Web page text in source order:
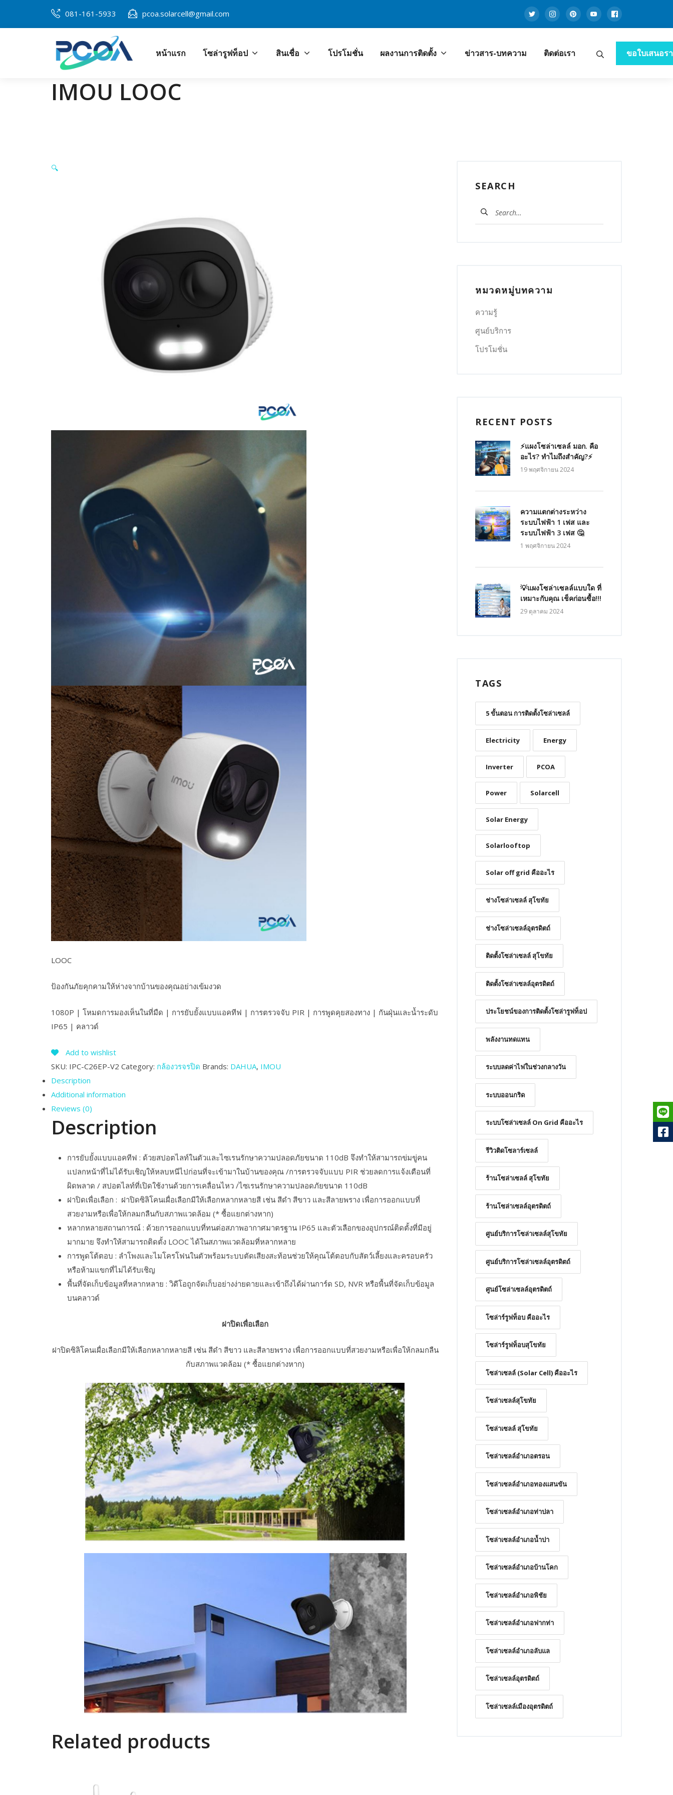
081-161-5933 pcoa.solarcell@gmail.com TwitterInstagramPinterestYoutubeFacebook
โซล่าเซลล์พิษณุโลก PCOA ศูนย์บริการงานโซล่าเซลล์ ครบวงจร
หน้าแรก โซล่ารูฟท็อป สินเชื่อ โปรโมชั่น ผลงานการติดตั้ง ข่าวสาร-บทความ ติดต่อเรา Searchขอใบเสนอร
IMOU LOOC
🔍
LOOC
ป้องกันภัยคุกคามให้ห่างจากบ้านของคุณอย่างเข้มงวด
1080P | โหมดการมองเห็นในที่มืด | การยับยั้งแบบแอคทีฟ | การตรวจจับ PIR | การพูดคุยสองทาง | กันฝุ่นและน้ำระดับ
IP65 | คลาวด์
Add to wishlist
SKU: IPC-C26EP-V2 Category: กล้องวรจรปิด Brands: DAHUA, IMOU
Description
Additional information
Reviews (0)
Description
การยับยั้งแบบแอคทีฟ : ด้วยสปอตไลท์ในตัวและไซเรนรักษาความปลอดภัยขนาด 110dB จึงทำให้สามารถข่มขู่คน
แปลกหน้าที่ไม่ได้รับเชิญให้หลบหนีไปก่อนที่จะเข้ามาในบ้านของคุณ /การตรวจจับแบบ PIR ช่วยลดการแจ้งเตือนที่
ผิดพลาด / สปอตไลท์ที่เปิดใช้งานด้วยการเคลื่อนไหว /ไซเรนรักษาความปลอดภัยขนาด 110dB
ฝาปิดเพื่อเลือก : ฝาปิดซิลิโคนเผื่อเลือกมีให้เลือกหลากหลายสี เช่น สีดำ สีขาว และสีลายพราง เพื่อการออกแบบที่
สวยงามหรือเพื่อให้กลมกลืนกับสภาพแวดล้อม (* ซื้อแยกต่างหาก)
หลากหลายสถานการณ์ : ด้วยการออกแบบที่ทนต่อสภาพอากาศมาตรฐาน IP65 และตัวเลือกของอุปกรณ์ติดตั้งที่มีอยู่
มากมาย จึงทำให้สามารถติดตั้ง LOOC ได้ในสภาพแวดล้อมที่หลากหลาย
การพูดโต้ตอบ : ลำโพงและไมโครโฟนในตัวพร้อมระบบตัดเสียงสะท้อนช่วยให้คุณโต้ตอบกับสัตว์เลี้ยงและครอบครัว
หรือห้ามแขกที่ไม่ได้รับเชิญ
พื้นที่จัดเก็บข้อมูลที่หลากหลาย : วิดีโอถูกจัดเก็บอย่างง่ายดายและเข้าถึงได้ผ่านการ์ด SD, NVR หรือพื้นที่จัดเก็บข้อมูล
บนคลาวด์
ฝาปิดเพื่อเลือก
ฝาปิดซิลิโคนเผื่อเลือกมีให้เลือกหลากหลายสี เช่น สีดำ สีขาว และสีลายพราง เพื่อการออกแบบที่สวยงามหรือเพื่อให้กลมกลืน
กับสภาพแวดล้อม (* ซื้อแยกต่างหาก)
Related products
SEARCH
ค้นหา
สำหรับ:
หมวดหมู่บทความ
ความรู้
ศูนย์บริการ
โปรโมชั่น
RECENT POSTS
⚡แผงโซล่าเซลล์ มอก. คือ
อะไร? ทำไมถึงสำคัญ?⚡
19 พฤศจิกายน 2024
ความแตกต่างระหว่าง
ระบบไฟฟ้า 1 เฟส และ
ระบบไฟฟ้า 3 เฟส 🤔
1 พฤศจิกายน 2024
💡แผงโซล่าเซลล์แบบใด ที่
เหมาะกับคุณ เช็คก่อนซื้อ!!!
29 ตุลาคม 2024
TAGS
5 ขั้นตอน การติดตั้งโซล่าเซลล์
Electricity Energy
Inverter PCOA
Power Solarcell
Solar Energy
Solarlooftop
Solar off grid คืออะไร
ช่างโซล่าเซลล์ สุโขทัย
ช่างโซล่าเซลล์อุตรดิตถ์
ติดตั้งโซล่าเซลล์ สุโขทัย
ติดตั้งโซล่าเซลล์อุตรดิตถ์
ประโยชน์ของการติดตั้งโซล่ารูฟท็อป
พลังงานทดแทน
ระบบลดค่าไฟในช่วงกลางวัน
ระบบออนกริด
ระบบโซล่าเซลล์ On Grid คืออะไร
รีวิวติดโซลาร์เซลล์
ร้านโซล่าเซลล์ สุโขทัย
ร้านโซล่าเซลล์อุตรดิตถ์
ศูนย์บริการโซล่าเซลล์สุโขทัย
ศูนย์บริการโซล่าเซลล์อุตรดิตถ์
ศูนย์โซล่าเซลล์อุตรดิตถ์
โซล่าร์รูฟท็อบ คืออะไร
โซล่าร์รูฟท็อบสุโขทัย
โซล่าเซลล์ (Solar Cell) คืออะไร
โซล่าเซลล์สุโขทัย
โซล่าเซลล์ สุโขทัย
โซล่าเซลล์อำเภอตรอน
โซล่าเซลล์อำเภอทองแสนขัน
โซล่าเซลล์อำเภอท่าปลา
โซล่าเซลล์อำเภอน้ำปา
โซล่าเซลล์อำเภอบ้านโคก
โซล่าเซลล์อำเภอพิชัย
โซล่าเซลล์อำเภอฟากท่า
โซล่าเซลล์อำเภอลับแล
โซล่าเซลล์อุตรดิตถ์
โซล่าเซลล์เมืองอุตรดิตถ์